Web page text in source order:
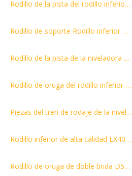
Rodillo de la pista del rodillo inferior del rodillo de la ayuda de los recambios del excavador HD700
Rodillo de soporte Rodillo inferior Rodillo de piezas de maquinaria de excavadora Dh55
Rodillo de la pista de la niveladora del rodillo de la pista del excavador de la calidad R220-9 del OEM y rodillo inferior
Rodillo de oruga del rodillo inferior de las piezas del tren de rodaje Sk60 de los recambios de la miniexcavadora de la fábrica de China para Kobelco
Piezas del tren de rodaje de la niveladora Rodillo de oruga de brida única/rodillo inferior/rodillo inferior para D7G
Rodillo inferior de alta calidad EX400 para maquinaria excavadora rodillo inferior
Rodillo de oruga de doble brida D50 131-30-00332 para pieza del tren de rodaje de bulldozer